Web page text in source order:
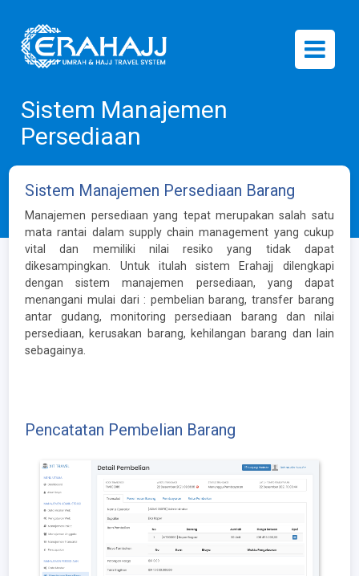
Sistem Manajemen
Persediaan
Sistem Manajemen Persediaan Barang
Manajemen persediaan yang tepat merupakan salah satu
mata rantai dalam supply chain management yang cukup
vital dan memiliki nilai resiko yang tidak dapat
dikesampingkan. Untuk itulah sistem Erahajj dilengkapi
dengan sistem manajemen persediaan, yang dapat
menangani mulai dari : pembelian barang, transfer barang
antar gudang, monitoring persediaan barang dan nilai
persediaan, kerusakan barang, kehilangan barang dan lain
sebagainya.
Pencatatan Pembelian Barang